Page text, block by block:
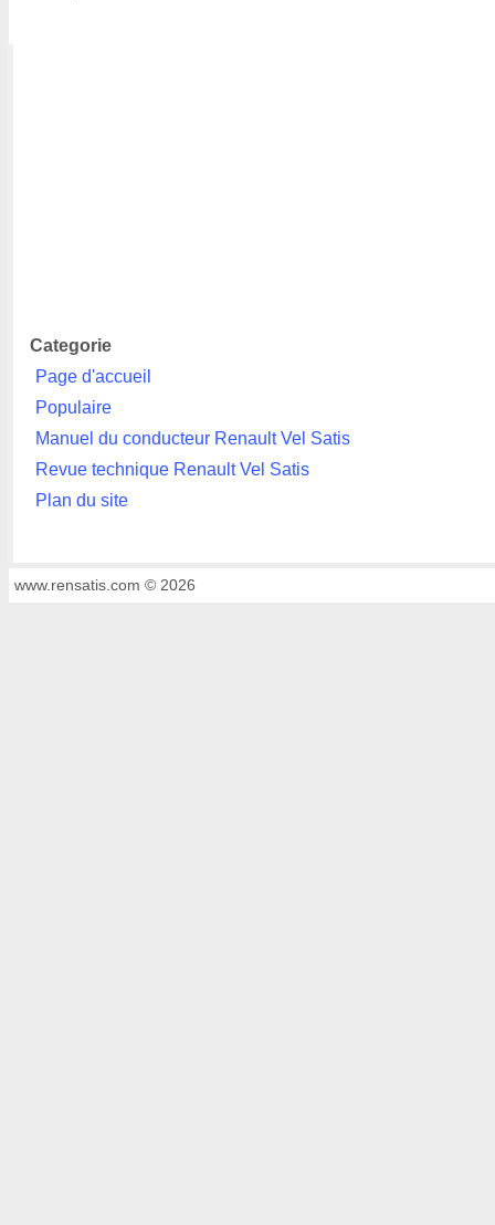
Categorie
Page d'accueil
Populaire
Manuel du conducteur Renault Vel Satis
Revue technique Renault Vel Satis
Plan du site
www.rensatis.com © 2026